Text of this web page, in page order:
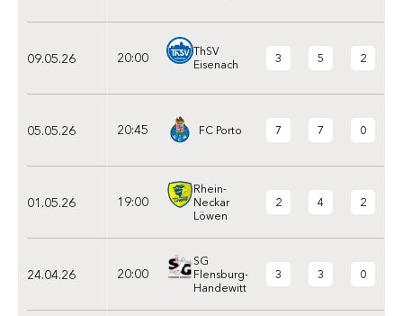
09.05.26 20:00
ThSV
Eisenach
3 5 2
05.05.26 20:45 FC Porto 7 7 0
01.05.26 19:00
Rhein-
Neckar
Löwen
2 4 2
24.04.26 20:00
SG
Flensburg-
Handewitt
3 3 0